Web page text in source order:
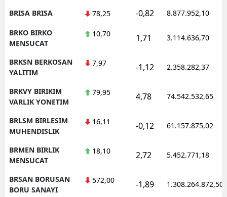
BRISA BRISA 78,25 -0,82 8.877.952,10
BRKO BIRKO
MENSUCAT
10,70 1,71 3.114.636,70
BRKSN BERKOSAN
YALITIM
7,97 -1,12 2.358.282,37
BRKVY BIRIKIM
VARLIK YONETIM
79,95 4,78 74.542.532,65
BRLSM BIRLESIM
MUHENDISLIK
16,11 -0,12 61.157.875,02
BRMEN BIRLIK
MENSUCAT
18,10 2,72 5.452.771,18
BRSAN BORUSAN
BORU SANAYI
572,00 -1,89 1.308.264.872,50